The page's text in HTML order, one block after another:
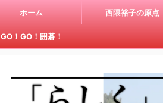
ホーム 西隈裕子の原点
GO！GO！囲碁！